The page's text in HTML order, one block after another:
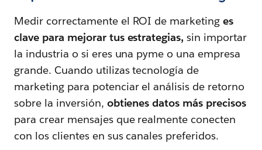
Medir correctamente el ROI de marketinges
clave para mejorar tus estrategias, sin importar
la industria o si eres una pyme o una empresa
grande. Cuando utilizas tecnología de
marketing para potenciar el análisis de retorno
sobre la inversión, obtienes datos más precisos
para crear mensajes que realmente conecten
con los clientes en sus canales preferidos.